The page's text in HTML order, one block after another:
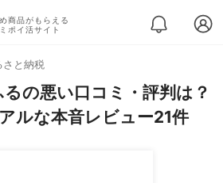
商品がもらえる
ポイ活サイト
さと納税
の悪い口コミ・評判は？
ルな本音レビュー21件